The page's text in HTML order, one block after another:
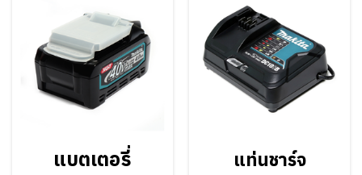
แบตเตอรี่ แท่นชาร์จ